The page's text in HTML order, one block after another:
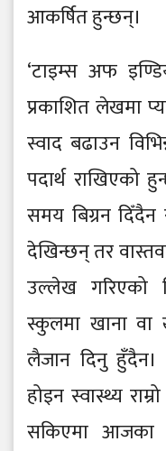
आकर्षित हुन्छन्।
‘टाइम्स अफ
प्रकाशित लेखमा
स्वाद बढाउन
पदार्थ राखिएको
समय बिग्रन
देखिन्छन् तर
उल्लेख गरिएको
स्कुलमा खाना वा
लैजान दिनु हुँदैन।
होइन स्वास्थ्य
सकिएमा आजका